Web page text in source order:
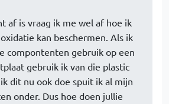
af is vraag ik me wel af hoe ik
kan beschermen. Als ik
compontenten gebruik op een
gebruik ik van die plastic
dit nu ook doe spuit ik al mijn
onder. Dus hoe doen jullie